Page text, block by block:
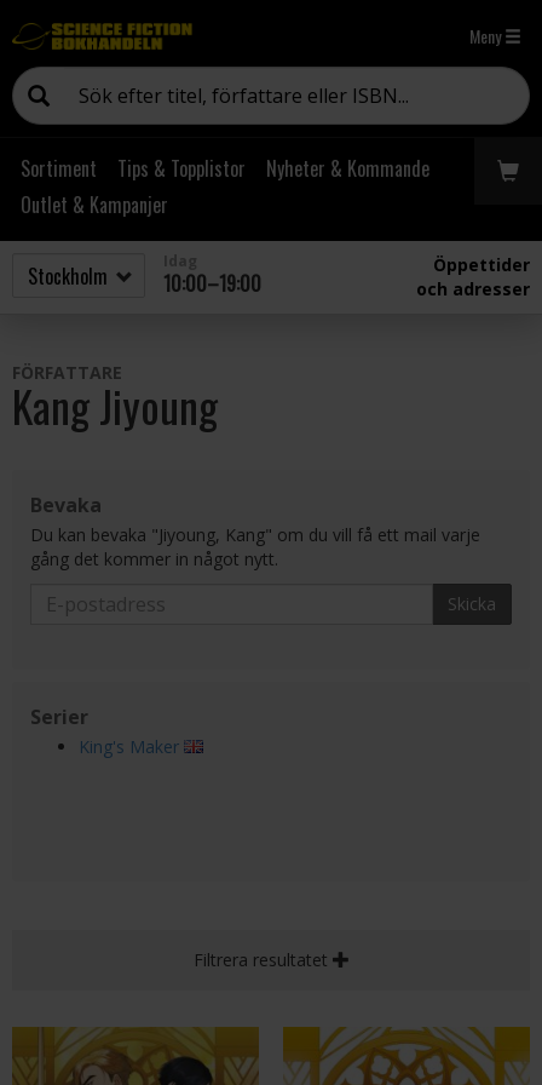
Meny
Sortiment Tips & Topplistor
Nyheter & Kommande
Outlet & Kampanjer
10:00–19:00
Öppettider
och adresser
FÖRFATTARE
Kang Jiyoung
Bevaka
Du kan bevaka "Jiyoung, Kang" om du vill få ett mail varje
gång det kommer in något nytt.
Skicka
Serier
King's Maker
Filtrera resultatet